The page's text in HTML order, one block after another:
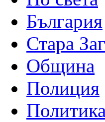
България
Стара
Община
Полиция
Политика